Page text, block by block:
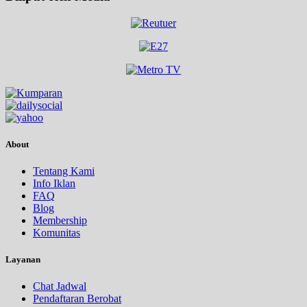
About
Tentang Kami
Info Iklan
FAQ
Blog
Membership
Komunitas
Layanan
Chat Jadwal
Pendaftaran Berobat